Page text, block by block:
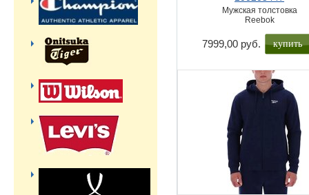
Мужская толстовка
Reebok
7999,00 руб. купить